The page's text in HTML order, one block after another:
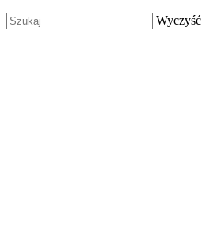
Wyczyść